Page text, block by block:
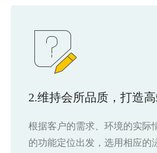
2.维持会所品质，打造
根据客户的需求、环境的实际
的功能定位出发，选用相应的